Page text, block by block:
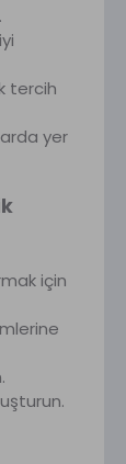
tercih
yer
için